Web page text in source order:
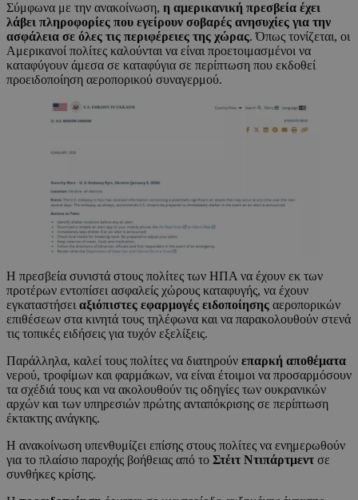
Σύμφωνα με την ανακοίνωση, η αμερικανική πρεσβεία έχει
λάβει πληροφορίες που εγείρουν σοβαρές ανησυχίες για την
ασφάλεια σε όλες τις περιφέρειες της χώρας. Όπως τονίζεται, οι
Αμερικανοί πολίτες καλούνται να είναι προετοιμασμένοι να
καταφύγουν άμεσα σε καταφύγια σε περίπτωση που εκδοθεί
προειδοποίηση αεροπορικού συναγερμού.
Η πρεσβεία συνιστά στους πολίτες των ΗΠΑ να έχουν εκ των
προτέρων εντοπίσει ασφαλείς χώρους καταφυγής, να έχουν
εγκαταστήσει αξιόπιστες εφαρμογές ειδοποίησης αεροπορικών
επιθέσεων στα κινητά τους τηλέφωνα και να παρακολουθούν στενά
τις τοπικές ειδήσεις για τυχόν εξελίξεις.
Παράλληλα, καλεί τους πολίτες να διατηρούν επαρκή αποθέματα
νερού, τροφίμων και φαρμάκων, να είναι έτοιμοι να προσαρμόσουν
τα σχέδιά τους και να ακολουθούν τις οδηγίες των ουκρανικών
αρχών και των υπηρεσιών πρώτης ανταπόκρισης σε περίπτωση
έκτακτης ανάγκης.
Η ανακοίνωση υπενθυμίζει επίσης στους πολίτες να ενημερωθούν
για το πλαίσιο παροχής βοήθειας από το Στέιτ Ντιπάρτμεντ σε
συνθήκες κρίσης.